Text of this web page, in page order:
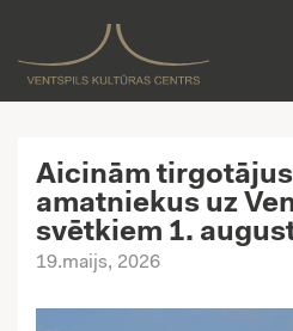
Aicinām
amatniekus uz
svētkiem 1.
19.maijs, 2026